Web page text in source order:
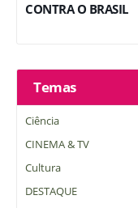
CONTRA O BRASIL
Temas
Ciência
CINEMA & TV
Cultura
DESTAQUE